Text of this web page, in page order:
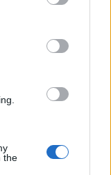
the
κατά 16%
να φέρουν